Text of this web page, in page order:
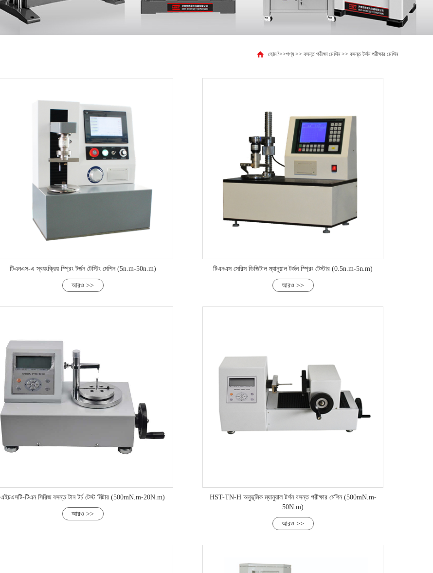
হোম?>>পণ্য>> বসন্ত পরীক্ষা মেশিন>> বসন্ত টর্শন পরীক্ষার মেশিন
টিএনএস-এ স্বয়ংক্রিয় স্প্রিং টর্জন টেস্টিং মেশিন (5n.m-50n.m)
আরও >>
টিএনএস সেরিস ডিজিটাল ম্যানুয়াল টর্জন স্প্রিং টেস্টার (0.5n.m-5n.m)
আরও >>
এইচএসটি-টিএন সিরিজ বসন্ত টান টর্চ টেস্ট মিটার (500mN.m-20N.m)
আরও >>
HST-TN-H অনুভূমিক ম্যানুয়াল টর্শন বসন্ত পরীক্ষার মেশিন (500mN.m-
50N.m)
আরও >>